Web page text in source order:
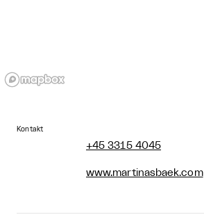
Kontakt
+45 3315 4045
www.martinasbaek.com